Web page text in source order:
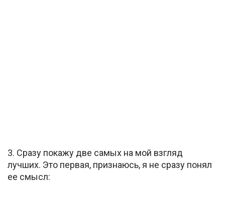
3. Сразу покажу две самых на мой взгляд
лучших. Это первая, признаюсь, я не сразу понял
ее смысл: